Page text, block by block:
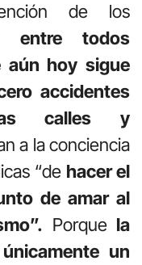
de los
entre todos
aún hoy sigue
accidentes
calles y
a la conciencia
“de hacer el
de amar al
Porque la
un